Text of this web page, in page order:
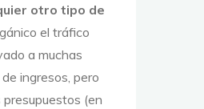
otro tipo de
el tráfico
a muchas
ingresos, pero
(en